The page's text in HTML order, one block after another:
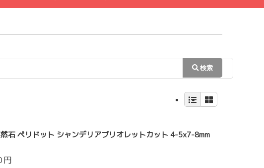
石 ペリドット シャンデリアブリオレットカット 4-5x7-8mm
円